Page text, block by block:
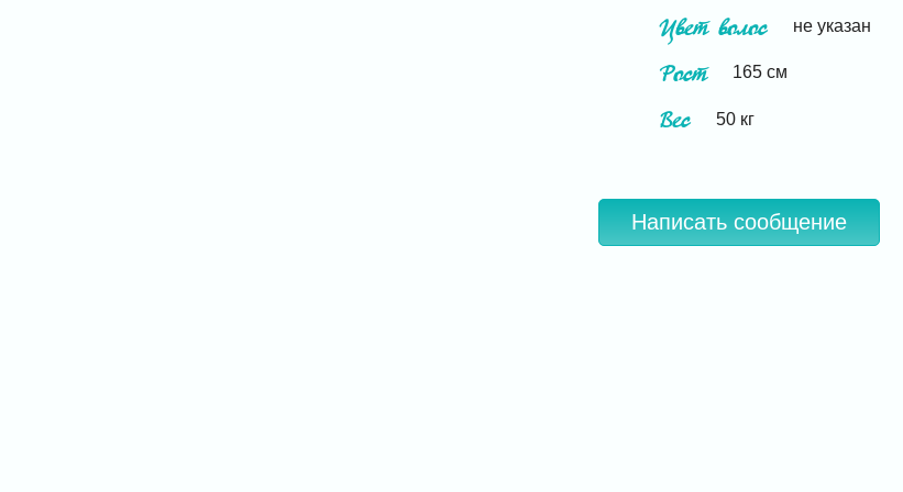
Цвет волос не указан
Рост 165см
Вес 50кг
Написать сообщение